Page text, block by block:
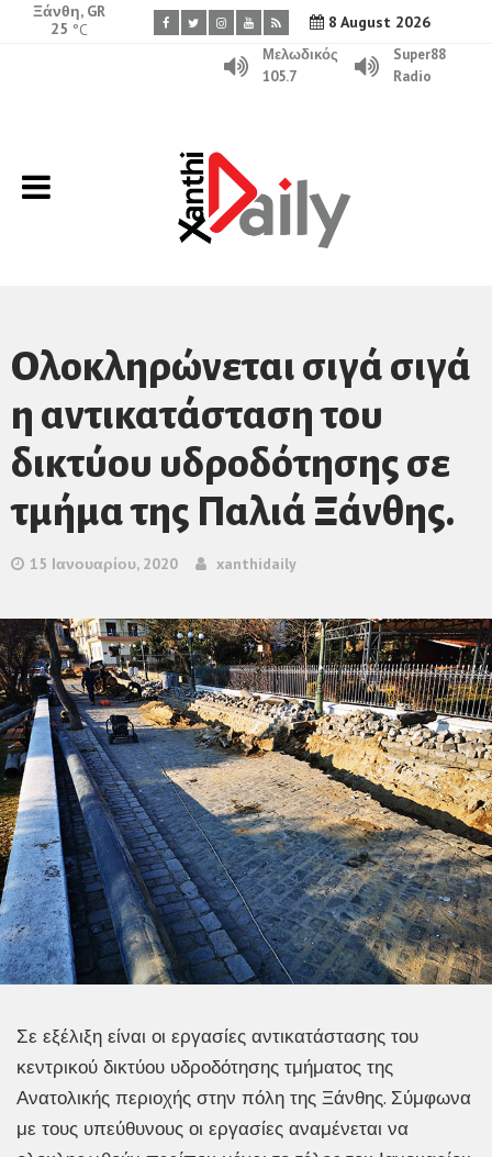
8 August 2026
Ξάνθη, GR
25 °C
Μελωδικός
105.7
Super88
Radio
Ολοκληρώνεται σιγά σιγά
η αντικατάσταση του
δικτύου υδροδότησης σε
τμήμα της Παλιά Ξάνθης.
15 Ιανουαρίου, 2020 xanthidaily
Σε εξέλιξη είναι οι εργασίες αντικατάστασης του
κεντρικού δικτύου υδροδότησης τμήματος της
Ανατολικής περιοχής στην πόλη της Ξάνθης. Σύμφωνα
με τους υπεύθυνους οι εργασίες αναμένεται να